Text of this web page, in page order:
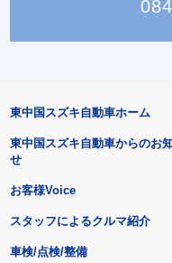
東中国スズキ自動車ホーム
東中国スズキ自動車からのお
せ
お客様Voice
スタッフによるクルマ紹介
車検/点検/整備